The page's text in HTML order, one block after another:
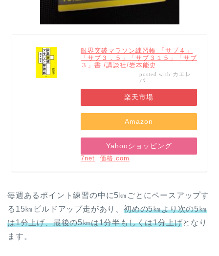
限界突破マラソン練習帳 「サブ４」
「サブ３．５」「サブ３１５」「サブ
３」書 /講談社/岩本能史
posted with カエレ
バ
楽天市場
Amazon
Yahooショッピング
7net
価格.com
毎週あるポイント練習の中に5㎞ごとにペースアップす
る15㎞ビルドアップ走があり、 初めの5㎞より次の5㎞
は1分上げ、最後の5㎞は1分半もしくは1分上げとなり
ます。